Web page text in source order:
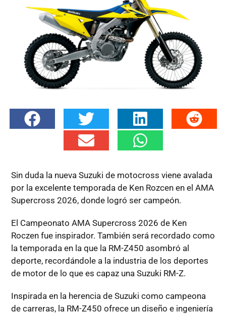
Sin duda la nueva Suzuki de motocross viene avalada
por la excelente temporada de Ken Rozcen en el AMA
Supercross 2026, donde logró ser campeón.
El Campeonato AMA Supercross 2026 de Ken
Roczen fue inspirador. También será recordado como
la temporada en la que la RM-Z450 asombró al
deporte, recordándole a la industria de los deportes
de motor de lo que es capaz una Suzuki RM-Z.
Inspirada en la herencia de Suzuki como campeona
de carreras, la RM-Z450 ofrece un diseño e ingeniería